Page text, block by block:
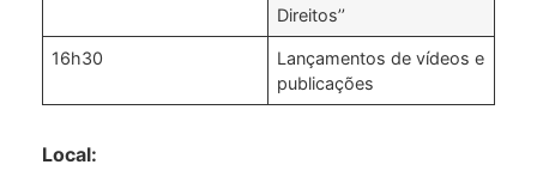
Direitos’’
16h30
Lançamentos de vídeos e
publicações
Local: